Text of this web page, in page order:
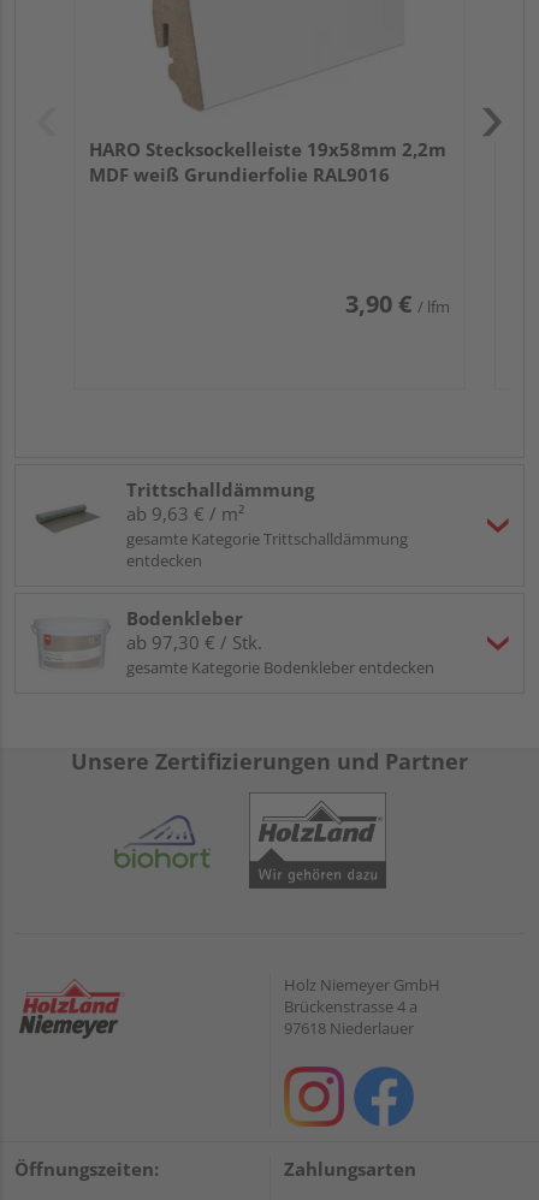
HARO Stecksockelleiste 19x58mm 2,2m
MDF weiß Grundierfolie RAL9016
3,90 € / lfm
Trittschalldämmung
ab 9,63 € / m²
gesamte Kategorie Trittschalldämmung
entdecken
Bodenkleber
ab 97,30 € / Stk.
gesamte Kategorie Bodenkleber entdecken
Unsere Zertifizierungen und Partner
Holz Niemeyer GmbH
Brückenstrasse 4 a
97618 Niederlauer
Öffnungszeiten: Zahlungsarten